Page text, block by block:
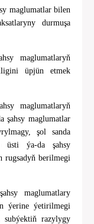
maglumatlar bilen
durmuşa
maglumatlaryň
üpjün etmek
maglumatlaryň
şahsy maglumatlar
şol sanda
üsti ýa-da şahsy
rugsadyň berilmegi
maglumatlary
ýerine ýetirilmegi
subýektiň razylygy